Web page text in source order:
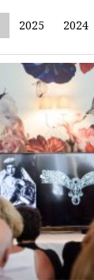
2025 2024